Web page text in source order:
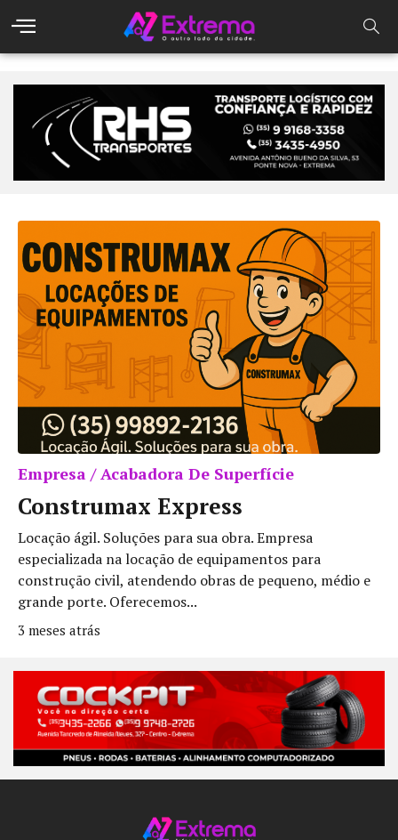
Empresa / Acabadora De Superfície
Construmax Express
Locação ágil. Soluções para sua obra. Empresa
especializada na locação de equipamentos para
construção civil, atendendo obras de pequeno, médio e
grande porte. Oferecemos...
3 meses atrás